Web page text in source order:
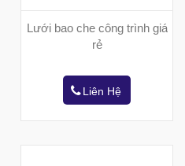
Lưới bao che công trình giá
rẻ
Liên Hệ